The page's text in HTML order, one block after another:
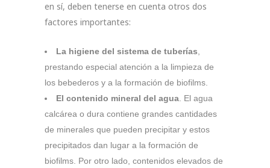
en sí, deben tenerse en cuenta otros dos
factores importantes:
La higiene del sistema de tuberías
prestando especial atención a la limpieza de
los bebederos y a la formación de biofilms.
El contenido mineral del agua . El agua
calcárea o dura contiene grandes cantidades
de minerales que pueden precipitar y estos
precipitados dan lugar a la formación de
biofilms. Por otro lado, contenidos elevados de